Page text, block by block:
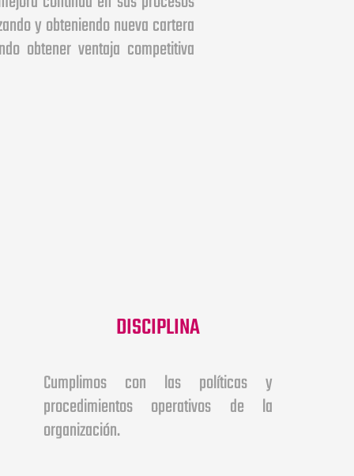
y obteniendo nueva cartera
obtener ventaja competitiva
DISCIPLINA
Cumplimos con las políticas y
procedimientos operativos de la
organización.